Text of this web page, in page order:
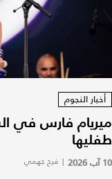
أخبار النجوم
ميريام فارس في
طفليها
10 آب 2026 | فرح جهمي